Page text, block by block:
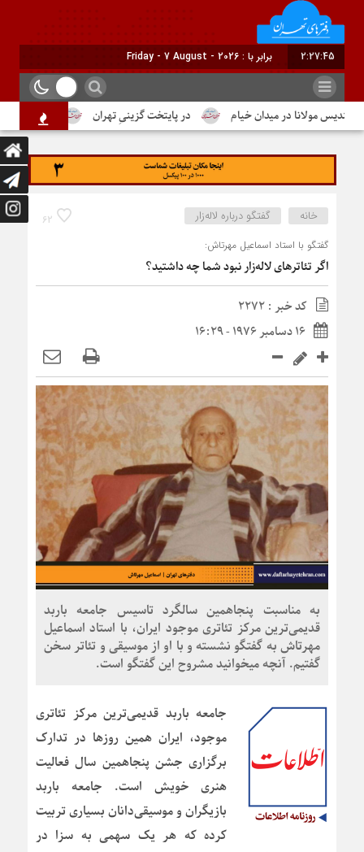
2:27:46 برابر با : Friday - 7 August - 2026
مولانا در میدان خیام در پایتخت گزینیِ تهران دومین شماره از
62 خانه گفتگو درباره لاله‌زار
گفتگو با استاد اسماعیل مهرتاش:
اگر تئاترهای لاله‌زار نبود شما چه داشتید؟
کد خبر : 2272
16 دسامبر 1976 - 16:29
به مناسبت پنجاهمین سالگرد تاسیس جامعه باربد
قدیمی‌ترین مرکز تئاتری موجود ایران، با استاد اسماعیل
مهرتاش به گفتگو نشسته و با او از موسیقی و تئاتر سخن
گفتیم. آنچه میخوانید مشروح این گفتگو است.
جامعه باربد قدیمی‌ترین مرکز تئاتری
موجود، ایران همین روزها در تدارک
برگزاری جشن پنجاهمین سال فعالیت
هنری خویش است. جامعه باربد
بازیگران و موسیقی‌دانان بسیاری تربیت
کرده که هر یک سهمی به سزا در